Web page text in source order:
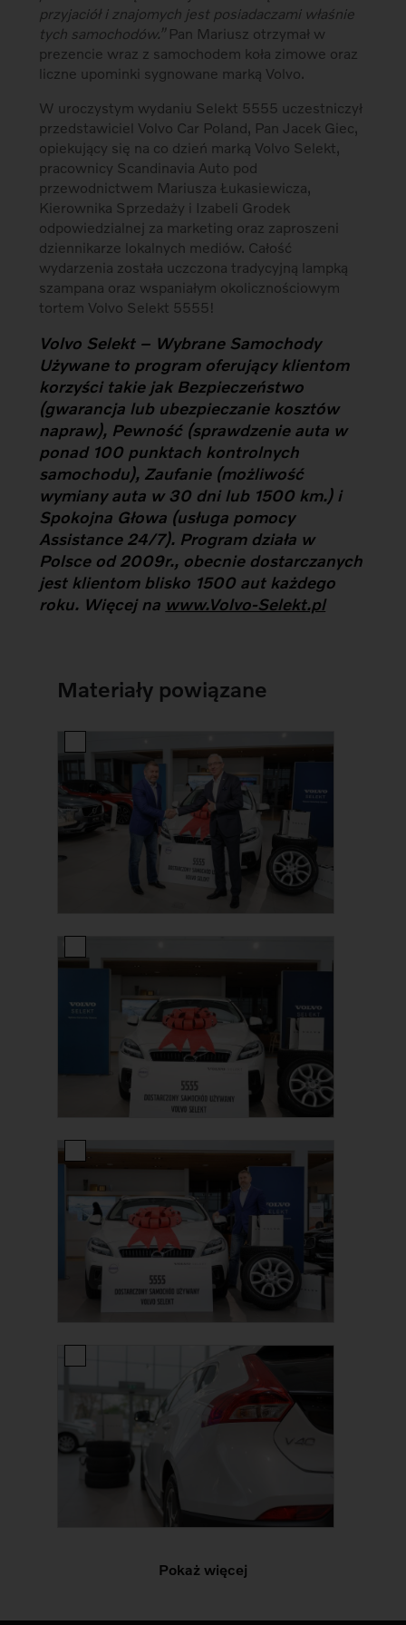
przyjaciół i znajomych jest posiadaczami właśnie
tych samochodów.” Pan Mariusz otrzymał w
prezencie wraz z samochodem koła zimowe oraz
liczne upominki sygnowane marką Volvo.
W uroczystym wydaniu Selekt 5555 uczestniczył
przedstawiciel Volvo Car Poland, Pan Jacek Giec,
opiekujący się na co dzień marką Volvo Selekt,
pracownicy Scandinavia Auto pod
przewodnictwem Mariusza Łukasiewicza,
Kierownika Sprzedaży i Izabeli Grodek
odpowiedzialnej za marketing oraz zaproszeni
dziennikarze lokalnych mediów. Całość
wydarzenia została uczczona tradycyjną lampką
szampana oraz wspaniałym okolicznościowym
tortem Volvo Selekt 5555!
Volvo Selekt – Wybrane Samochody
Używane to program oferujący klientom
korzyści takie jak Bezpieczeństwo
(gwarancja lub ubezpieczanie kosztów
napraw), Pewność (sprawdzenie auta w
ponad 100 punktach kontrolnych
samochodu), Zaufanie (możliwość
wymiany auta w 30 dni lub 1500 km.) i
Spokojna Głowa (usługa pomocy
Assistance 24/7). Program działa w
Polsce od 2009r., obecnie dostarczanych
jest klientom blisko 1500 aut każdego
roku. Więcej na www.Volvo-Selekt.pl
Materiały powiązane
Pokaż więcej